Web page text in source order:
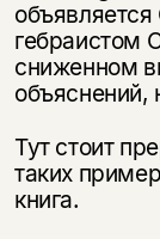
гебраистом
сниженном
объяснений,
Тут стоит
таких
книга.